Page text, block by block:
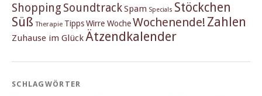
Shopping SoundtrackSpam Specials Stöckchen
Süß Therapie TippsWirre WocheWochenende! Zahlen
Zuhause im Glück Ätzendkalender
SCHLAGWÖRTER